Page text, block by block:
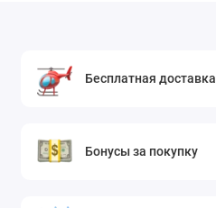
Бесплатная доставка
Бонусы за покупку